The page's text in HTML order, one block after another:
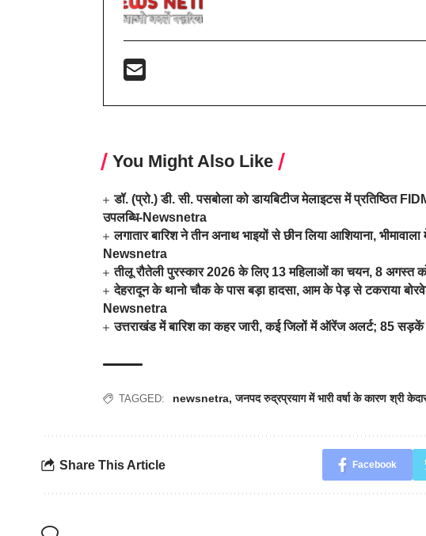
You Might Also Like
डॉ. (प्रो.) डी. सी. पसबोला को डायबिटीज मेलाइटस में प्रतिष्ठित
उपलब्धि-Newsnetra
लगातार बारिश ने तीन अनाथ भाइयों से छीन लिया आशियाना,
Newsnetra
तीलू रौतेली पुरस्कार 2026 के लिए 13 महिलाओं का चयन, 8 अगस्त
देहरादून के थानो चौक के पास बड़ा हादसा, आम के पेड़ से टकराया
Newsnetra
उत्तराखंड में बारिश का कहर जारी, कई जिलों में ऑरेंज अलर्ट; 85
TAGGED: newsnetra,जनपद रुद्रप्रयाग में भारी वर्षा के कारण श्री
Share This Article Facebook